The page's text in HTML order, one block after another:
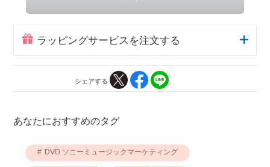
ラッピングサービスを注文する
シェアする
あなたにおすすめのタグ
DVD ソニーミュージックマーケティング